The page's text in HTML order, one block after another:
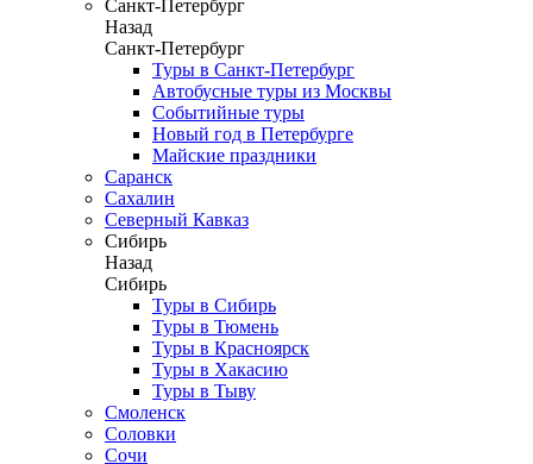
Санкт-Петербург
Назад
Санкт-Петербург
Туры в Санкт-Петербург
Автобусные туры из Москвы
Событийные туры
Новый год в Петербурге
Майские праздники
Саранск
Сахалин
Северный Кавказ
Сибирь
Назад
Сибирь
Туры в Сибирь
Туры в Тюмень
Туры в Красноярск
Туры в Хакасию
Туры в Тыву
Смоленск
Соловки
Сочи